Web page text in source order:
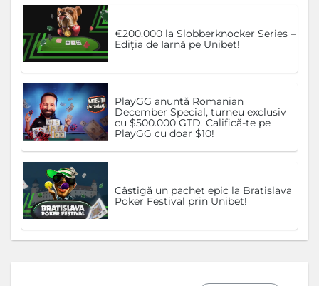
€200.000 la Slobberknocker Series –
Ediția de Iarnă pe Unibet!
PlayGG anunță Romanian
December Special, turneu exclusiv
cu $500.000 GTD. Califică-te pe
PlayGG cu doar $10!
Câștigă un pachet epic la Bratislava
Poker Festival prin Unibet!